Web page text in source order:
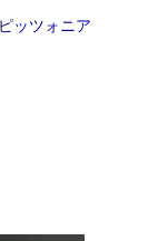
ッツォニア